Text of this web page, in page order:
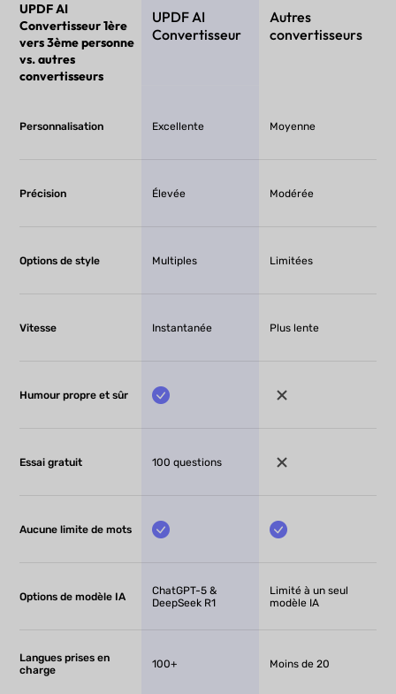
UPDF AI
Convertisseur 1ère
vers 3ème personne
vs. autres
convertisseurs
UPDF AI
Convertisseur
Autres
convertisseurs
Personnalisation Excellente Moyenne
Précision Élevée Modérée
Options de style Multiples Limitées
Vitesse Instantanée Plus lente
Humour propre et sûr
Essai gratuit 100 questions
Aucune limite de mots
Options de modèle IA
ChatGPT-5 &
DeepSeek R1
Limité à un seul
modèle IA
Langues prises en
charge
100+ Moins de 20